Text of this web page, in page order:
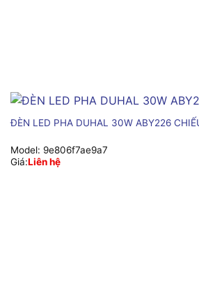
ĐÈN LED PHA DUHAL 30W ABY226
Model: 9e806f7ae9a7
Giá:Liên hệ